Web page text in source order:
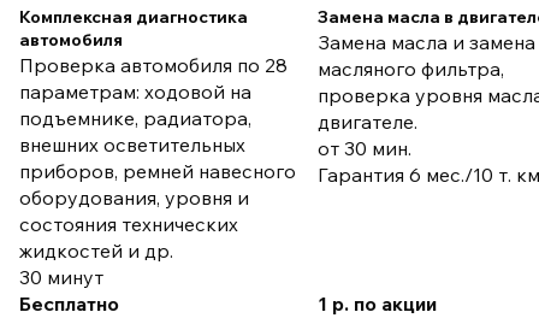
Комплексная диагностика
автомобиля
Проверка автомобиля по 28
параметрам: ходовой на
подъемнике, радиатора,
внешних осветительных
приборов, ремней навесного
оборудования, уровня и
состояния технических
жидкостей и др.
30 минут
Бесплатно
Замена масла в
Замена масла и замена
масляного фильтра,
проверка уровня
двигателе.
от 30 мин.
Гарантия 6 мес./10 т.
1 р. по акции